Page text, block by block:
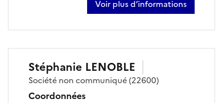
Voir plus d’informations
sur benjamin corlay
Stéphanie LENOBLE
Société non communiqué(22600)
Coordonnées